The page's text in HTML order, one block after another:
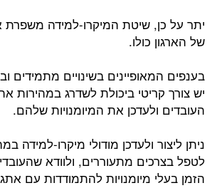
יתר על כן, שיטת המיקרו-למידה
של הארגון כולו.
בענפים המאופיינים בשינויים מתמידים
יש צורך קריטי ביכולת לשדרג במהירות
העובדים ולעדכן את המיומנויות שלהם.
ניתן ליצור ולעדכן מודולי מיקרו-למידה
לטפל בצרכים מתעוררים, ולוודא
הזמן בעלי מיומנויות להתמודדות עם